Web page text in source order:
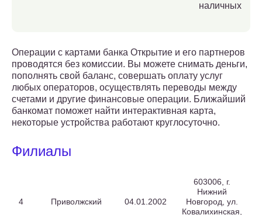
наличных
Операции с картами банка Открытие и его партнеров
проводятся без комиссии. Вы можете снимать деньги,
пополнять свой баланс, совершать оплату услуг
любых операторов, осуществлять переводы между
счетами и другие финансовые операции. Ближайший
банкомат поможет найти интерактивная карта,
некоторые устройства работают круглосуточно.
Филиалы
4 Приволжский 04.01.2002
603006, г.
Нижний
Новгород, ул.
Ковалихинская,